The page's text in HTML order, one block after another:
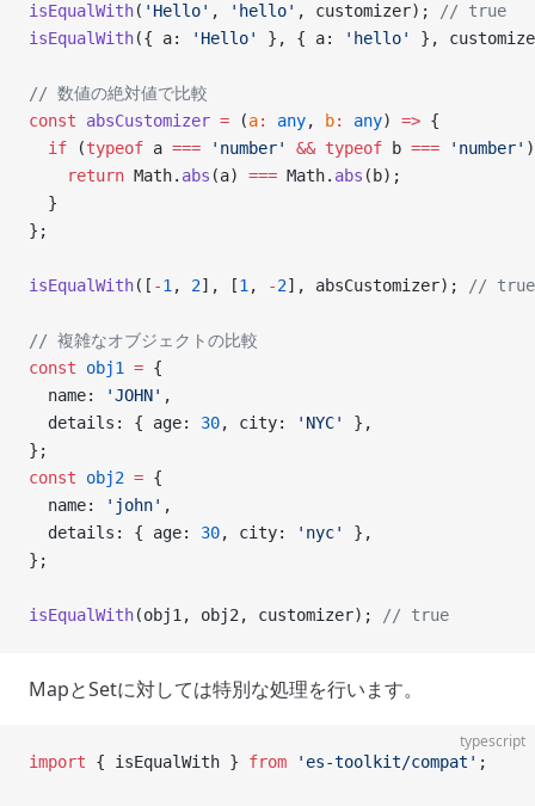
isEqualWith( 'Hello' , 'hello' , customizer);
// true
isEqualWith({ a: 'Hello' }, { a: 'hello' },
// 数値の絶対値で比較
const absCustomizer = (a: any, b: any) => {
  if
(typeof a === 'number' && typeof b === 'number'
    return
Math. abs (a) === Math. abs (b);
  }
};
isEqualWith([ -1 , 2], [1 , -2], absCustomizer); // true
// 複雑なオブジェクトの比較
const obj1 = {
  name:
'JOHN' ,
  details: { age:
30, city: 'NYC'
},
};
const obj2 = {
  name:
'john' ,
  details: { age:
30, city: 'nyc'
},
};
isEqualWith(obj1, obj2, customizer); // true
MapとSetに対しては特別な処理を行います。
typescript
import { isEqualWith } from 'es-toolkit/compat' ;